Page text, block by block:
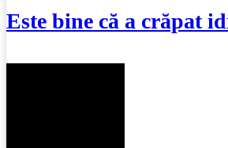
Este bine că a crăpat